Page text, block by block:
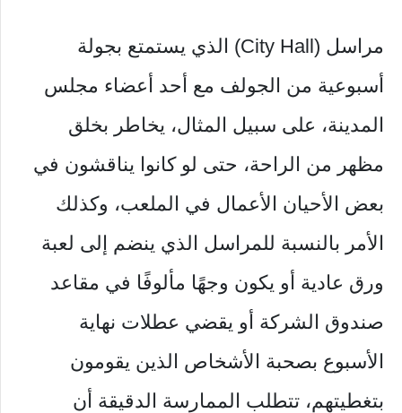
مراسل (City Hall) الذي يستمتع بجولة
أسبوعية من الجولف مع أحد أعضاء مجلس
المدينة، على سبيل المثال، يخاطر بخلق
مظهر من الراحة، حتى لو كانوا يناقشون في
بعض الأحيان الأعمال في الملعب، وكذلك
الأمر بالنسبة للمراسل الذي ينضم إلى لعبة
ورق عادية أو يكون وجهًا مألوفًا في مقاعد
صندوق الشركة أو يقضي عطلات نهاية
الأسبوع بصحبة الأشخاص الذين يقومون
بتغطيتهم، تتطلب الممارسة الدقيقة أن